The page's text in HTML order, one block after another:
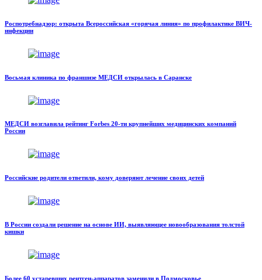
Роспотребнадзор: открыта Всероссийская «горячая линия» по профилактике ВИЧ-
инфекции
Восьмая клиника по франшизе МЕДСИ открылась в Саранске
МЕДСИ возглавила рейтинг Forbes 20-ти крупнейших медицинских компаний
России
Российские родители ответили, кому доверяют лечение своих детей
В России создали решение на основе ИИ, выявляющее новообразования толстой
кишки
Более 60 устаревших рентген-аппаратов заменили в Подмосковье